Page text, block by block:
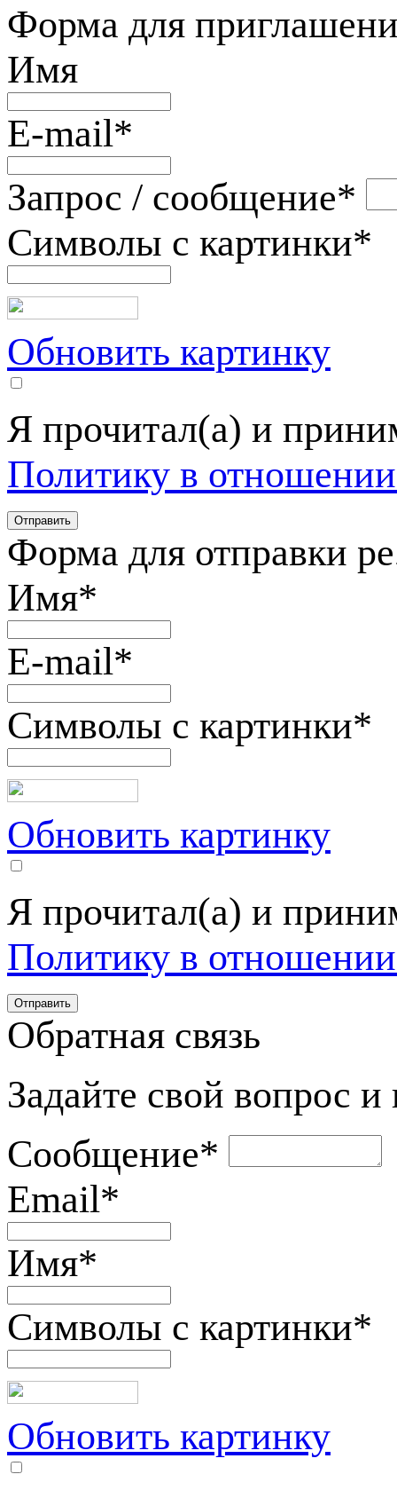
Форма для
Имя
E-mail*
Запрос / сообщение*
Символы с картинки*
Обновить картинку
Я прочитал(а) и
Политику в
Форма для отправки
Имя*
E-mail*
Символы с картинки*
Обновить картинку
Я прочитал(а) и
Политику в
Обратная связь
Задайте свой вопрос
Сообщение*
Email*
Имя*
Символы с картинки*
Обновить картинку